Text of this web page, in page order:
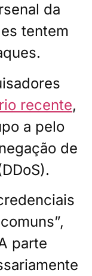
da
tentem
recente,
a pelo
de
parte